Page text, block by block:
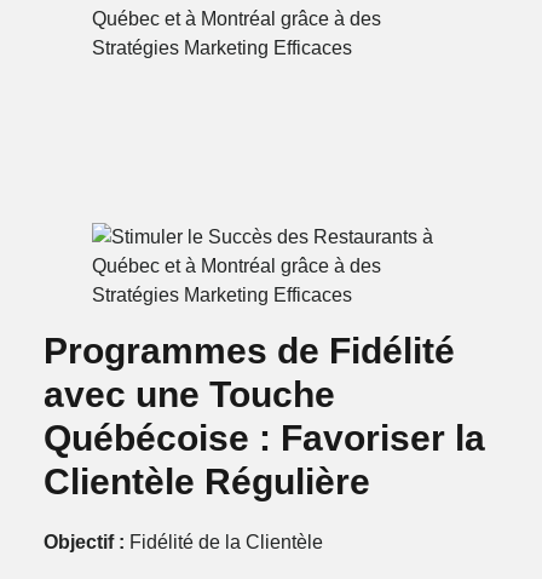
Programmes de Fidélité
avec une Touche
Québécoise : Favoriser la
Clientèle Régulière
Objectif : Fidélité de la Clientèle